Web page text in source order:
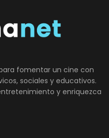
fomentar un cine con
sociales y educativos.
y enriquezca